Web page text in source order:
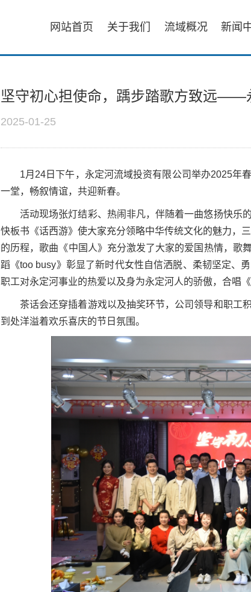
网站首页 关于我们 流域概况 新闻
坚守初心担使命，踽步踏歌方致远——
2025-01-25
1月24日下午，永定河流域投资有限公司举办2025年
一堂，畅叙情谊，共迎新春。
活动现场张灯结彩、热闹非凡，伴随着一曲悠扬快乐
快板书《话西游》使大家充分领略中华传统文化的魅力，
的历程，歌曲《中国人》充分激发了大家的爱国热情，歌
蹈《too busy》彰显了新时代女性自信洒脱、柔韧坚定、
职工对永定河事业的热爱以及身为永定河人的骄傲，合唱
茶话会还穿插着游戏以及抽奖环节，公司领导和职工
到处洋溢着欢乐喜庆的节日氛围。